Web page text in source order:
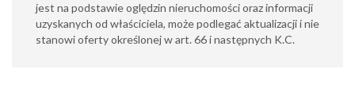
jest na podstawie oględzin nieruchomości oraz informacji
uzyskanych od właściciela, może podlegać aktualizacji i nie
stanowi oferty określonej w art. 66 i następnych K.C.